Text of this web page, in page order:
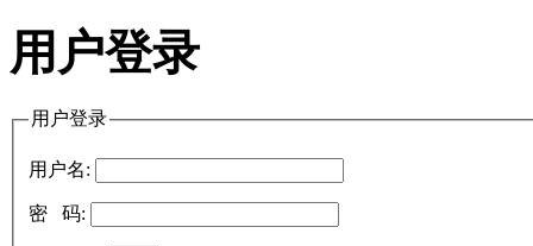
用户登录
用户登录
用户名:
密 码: